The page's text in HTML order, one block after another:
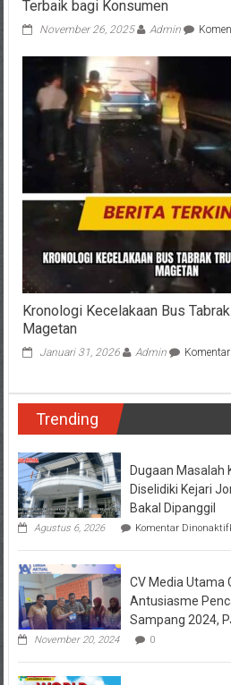
Terbaik bagi Konsumen
November 26, 2025 Admin
Kronologi Kecelakaan Bus
Magetan
Januari 31, 2026 Admin
Trending
Dugaan Masalah
Diselidiki Kejari
Bakal Dipanggil
Agustus 6, 2026 Komentar
CV Media Utama
Antusiasme
Sampang 2024,
November 20, 2024 0